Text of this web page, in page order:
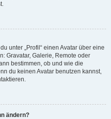
unter „Profil“ einen Avatar über eine
Gravatar, Galerie, Remote oder
bestimmen, ob und wie die
du keinen Avatar benutzen kannst,
ändern?